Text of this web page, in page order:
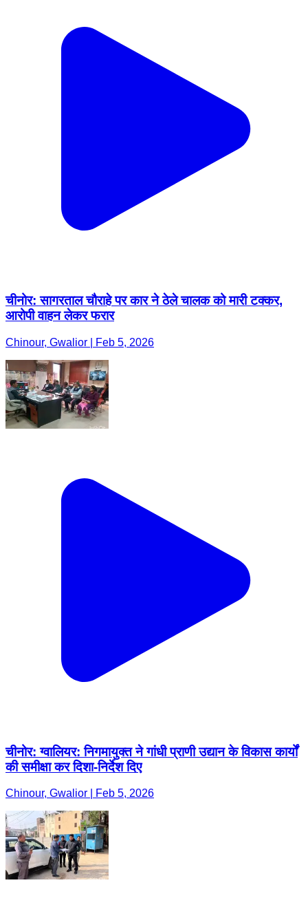
चीनोर: सागरताल चौराहे पर कार ने ठेले चालक को मारी टक्कर,
आरोपी वाहन लेकर फरार
Chinour, Gwalior | Feb 5, 2026
चीनोर: ग्वालियर: निगमायुक्त ने गांधी प्राणी उद्यान के विकास कार्यों
की समीक्षा कर दिशा-निर्देश दिए
Chinour, Gwalior | Feb 5, 2026